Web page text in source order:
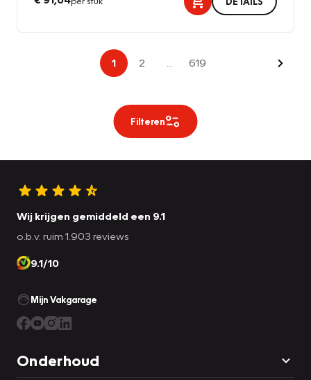
1 2 619
Filteren
Wij krijgen gemiddeld een 9.1
o.b.v. ruim 1.903 reviews
9.1/10
Mijn Vakgarage
Onderhoud